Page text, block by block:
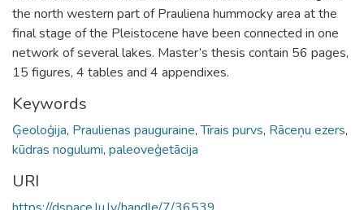
the north western part of Prauliena hummocky area at the
final stage of the Pleistocene have been connected in one
network of several lakes. Master’s thesis contain 56 pages,
15 figures, 4 tables and 4 appendixes.
Keywords
Ģeoloģija, Praulienas pauguraine,Tīrais purvs, Rāceņu ezers,
kūdras nogulumi, paleoveģetācija
URI